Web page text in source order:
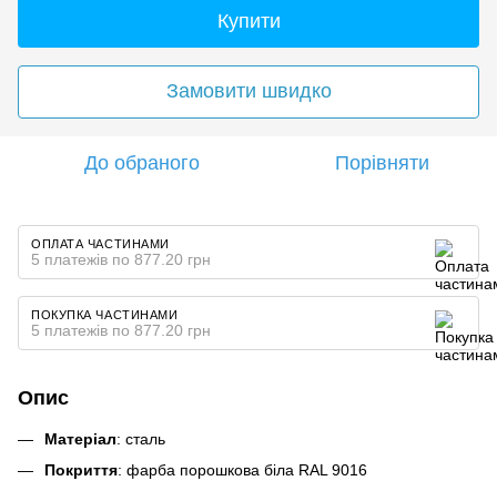
Купити
Замовити швидко
До обраного Порівняти
ОПЛАТА ЧАСТИНАМИ
5 платежів по 877.20 грн
ПОКУПКА ЧАСТИНАМИ
5 платежів по 877.20 грн
Опис
Матеріал: сталь
Покриття: фарба порошкова біла RAL 9016